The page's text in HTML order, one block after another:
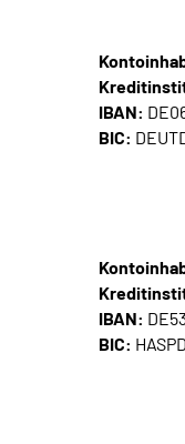
IBAN:
BIC:
IBAN:
BIC: